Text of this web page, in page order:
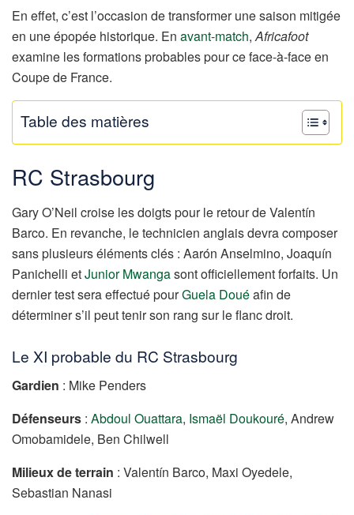
En effet, c’est l’occasion de transformer une saison mitigée
en une épopée historique. En avant-match,Africafoot
examine les formations probables pour ce face-à-face en
Coupe de France.
Table des matières
RC Strasbourg
Gary O’Neil croise les doigts pour le retour de Valentín
Barco. En revanche, le technicien anglais devra composer
sans plusieurs éléments clés : Aarón Anselmino, Joaquín
Panichelli etJunior Mwangasont officiellement forfaits. Un
dernier test sera effectué pourGuela Douéafin de
déterminer s’il peut tenir son rang sur le flanc droit.
Le XI probable du RC Strasbourg
Gardien : Mike Penders
Défenseurs : Abdoul Ouattara, Ismaël Doukouré, Andrew
Omobamidele, Ben Chilwell
Milieux de terrain : Valentín Barco, Maxi Oyedele,
Sebastian Nanasi